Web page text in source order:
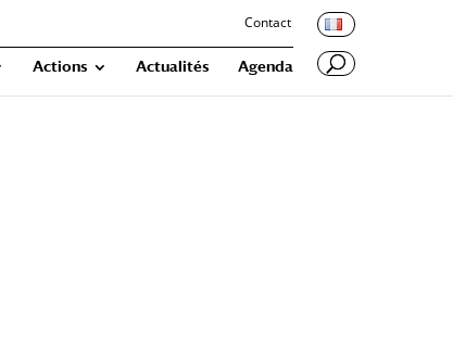
Contact
Actions Actualités Agenda